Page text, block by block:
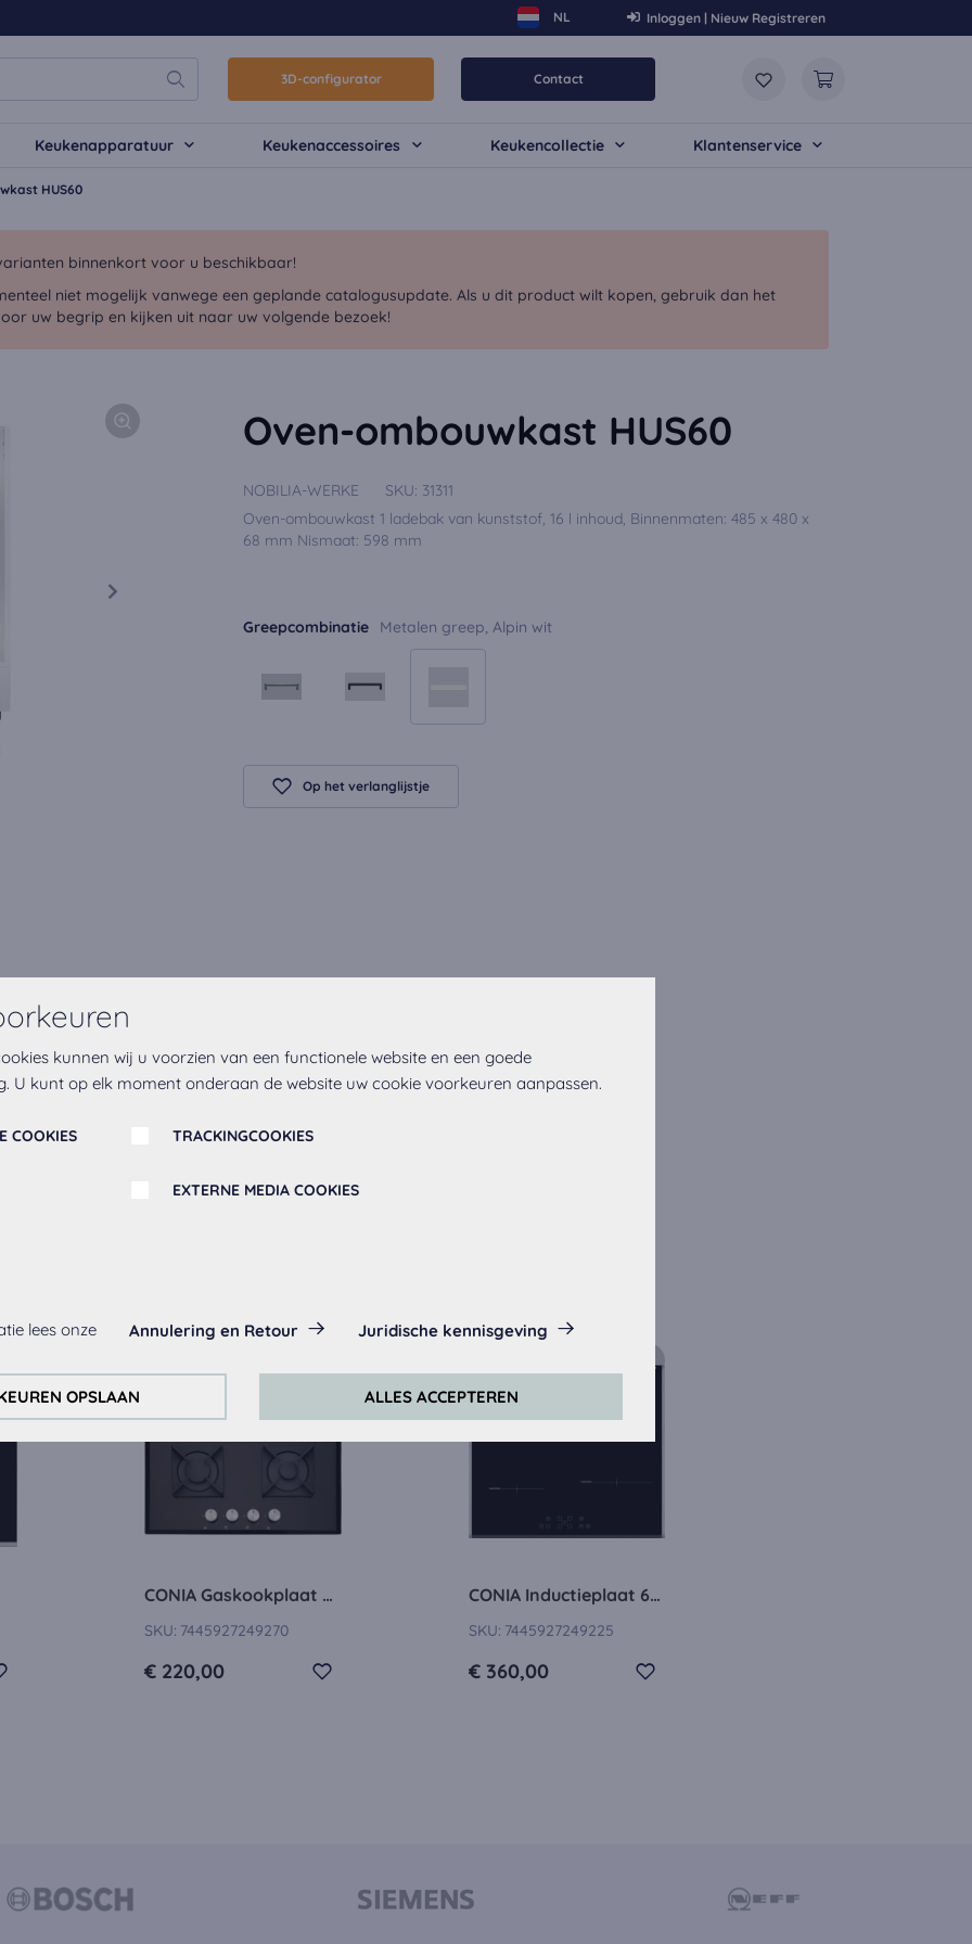
kunnen wij u voorzien van een functionele website en een goede
U kunt op elk moment onderaan de website uw cookie voorkeuren aanpassen.
COOKIES TRACKINGCOOKIES
EXTERNE MEDIA COOKIES
te verbeteren, analyseren wij het gedrag van de bezoekers. Daarvoor
van Google Analytics (deels via de Google Tag Manager).
om de video's af te spelen. Zodra cookies van externe media zijn geaccepteerd,
afgespeeld.
lees onze Annulering en Retour Juridische kennisgeving
OPSLAAN ALLES ACCEPTEREN
Inloggen | Nieuw Registreren
3D-configurator Contact
Keukenapparatuur Keukenaccessoires Keukencollectie Klantenservice
HUS60
binnenkort voor u beschikbaar!
niet mogelijk vanwege een geplande catalogusupdate. Als u dit product wilt kopen, gebruik dan het
uw begrip en kijken uit naar uw volgende bezoek!
Oven-ombouwkast HUS60
NOBILIA-WERKE SKU: 31311
Oven-ombouwkast 1 ladebak van kunststof, 16 l inhoud, Binnenmaten: 485 x 480 x
68 mm Nismaat: 598 mm
Greepcombinatie Metalen greep, Alpin wit
Op het verlanglijstje
CONIA Gaskookplaat 60 cm
SKU: 7445927249270
€ 220,00
CONIA Inductieplaat 60 cm
SKU: 7445927249225
€ 360,00